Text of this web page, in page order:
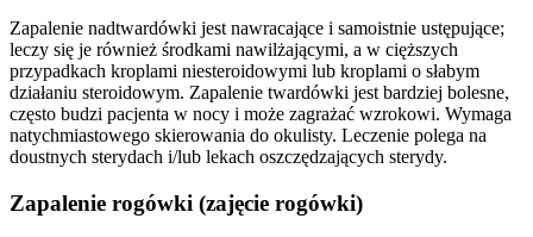
Zapalenie nadtwardówki jest nawracające i samoistnie ustępujące;
leczy się je również środkami nawilżającymi, a w cięższych
przypadkach kroplami niesteroidowymi lub kroplami o słabym
działaniu steroidowym. Zapalenie twardówki jest bardziej bolesne,
często budzi pacjenta w nocy i może zagrażać wzrokowi. Wymaga
natychmiastowego skierowania do okulisty. Leczenie polega na
doustnych sterydach i/lub lekach oszczędzających sterydy.
Zapalenie rogówki (zajęcie rogówki)